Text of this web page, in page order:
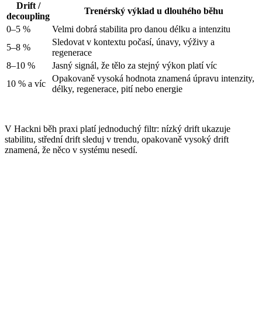
Drift /
decoupling
Trenérský výklad u dlouhého běhu
0–5 %
Velmi dobrá stabilita pro danou délku a intenzitu
5–8 %
Sledovat v kontextu počasí, únavy, výživy a
regenerace
8–10 %
Jasný signál, že tělo za stejný výkon platí víc
10 % a víc
Opakovaně vysoká hodnota znamená úpravu intenzity,
délky, regenerace, pití nebo energie
V Hackni běh praxi platí jednoduchý filtr: nízký drift ukazuje
stabilitu, střední drift sleduj v trendu, opakovaně vysoký drift
znamená, že něco v systému nesedí.